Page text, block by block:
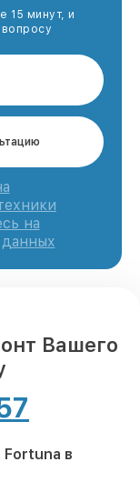
15 минут, и
на
данных
Вашего
в